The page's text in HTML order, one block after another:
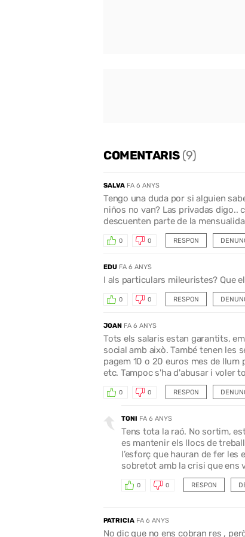
COMENTARIS (9)
SALVA FA 6 ANYS
Tengo una duda por si alguien
niños no van? Las privadas digo..
descuenten parte de la
RESPON
0 0
EDU FA 6 ANYS
I als particulars mileuristes? Que
RESPON
0 0
JOAN FA 6 ANYS
Tots els salaris estan garantits,
social amb això. També tenen les
pagem 10 o 20 euros mes de
etc. Tampoc s'ha d'abusar i voler
RESPON
0 0
TONI FA 6 ANYS
Tens tota la raó. No sortim,
es mantenir els llocs de
l’esforç que hauran de fer
sobretot amb la crisi que ens
RESPON
0 0
PATRICIA FA 6 ANYS
No dic que no ens cobran res ,